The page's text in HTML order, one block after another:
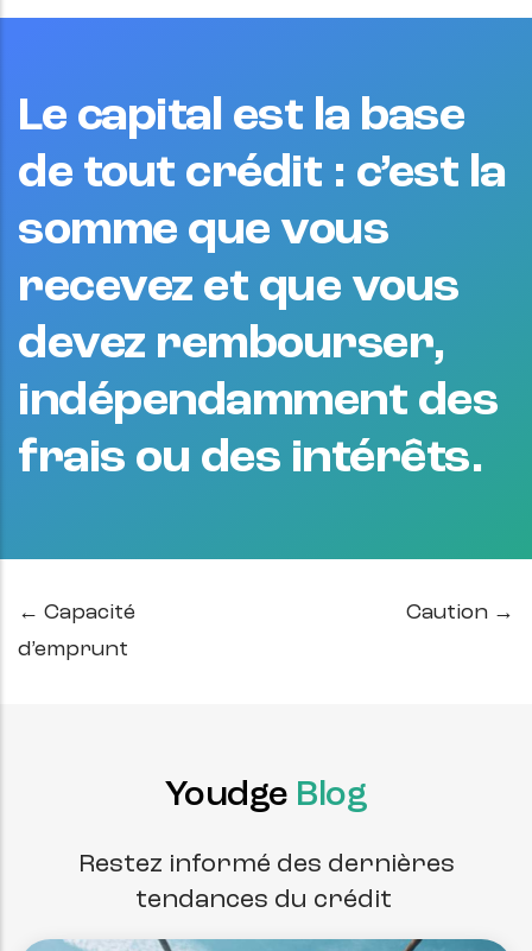
Le capital est la base
de tout crédit : c’est la
somme que vous
recevez et que vous
devez rembourser,
indépendamment des
frais ou des intérêts.
← Capacité
d’emprunt
Caution →
Youdge Blog
Restez informé des dernières
tendances du crédit